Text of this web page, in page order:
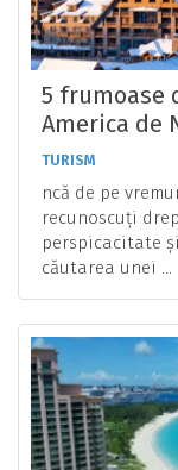
5 frumoase
America de
TURISM
ncă de pe
recunoscuți
perspicacitate
căutarea unei ...